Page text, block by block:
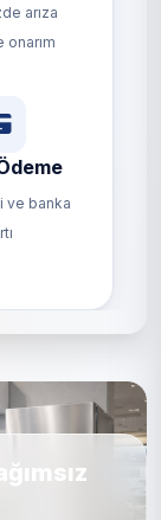
arıza
ve banka